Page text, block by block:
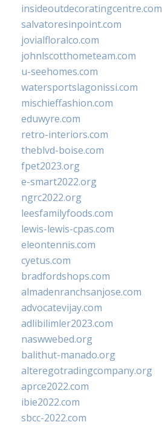
insideoutdecoratingcentre.com
salvatoresinpoint.com
jovialfloralco.com
johnlscotthometeam.com
u-seehomes.com
watersportslagonissi.com
mischieffashion.com
eduwyre.com
retro-interiors.com
theblvd-boise.com
fpet2023.org
e-smart2022.org
ngrc2022.org
leesfamilyfoods.com
lewis-lewis-cpas.com
eleontennis.com
cyetus.com
bradfordshops.com
almadenranchsanjose.com
advocatevijay.com
adlibilimler2023.com
naswwebed.org
balithut-manado.org
alteregotradingcompany.org
aprce2022.com
ibie2022.com
sbcc-2022.com